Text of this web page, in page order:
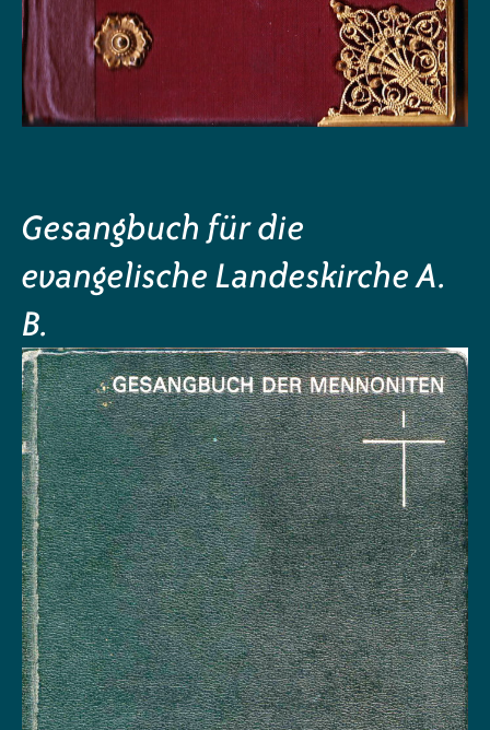
Gesangbuch für die
evangelische Landeskirche A.
B.